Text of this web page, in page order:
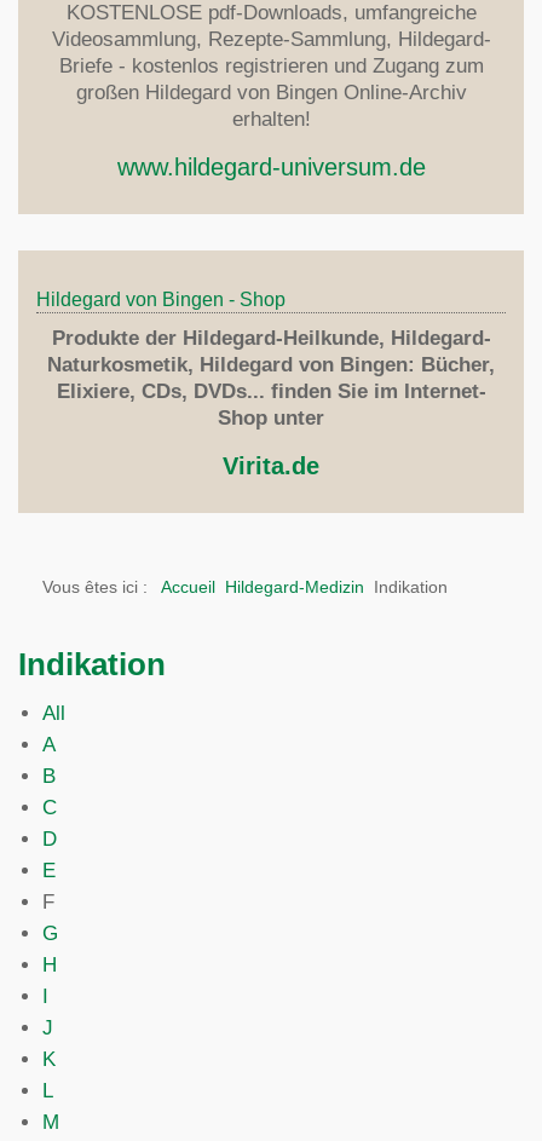
KOSTENLOSE pdf-Downloads, umfangreiche
Videosammlung, Rezepte-Sammlung, Hildegard-
Briefe - kostenlos registrieren und Zugang zum
großen Hildegard von Bingen Online-Archiv
erhalten!
www.hildegard-universum.de
Hildegard von Bingen - Shop
Produkte der Hildegard-Heilkunde, Hildegard-
Naturkosmetik, Hildegard von Bingen: Bücher,
Elixiere, CDs, DVDs... finden Sie im Internet-
Shop unter
Virita.de
Vous êtes ici : Accueil Hildegard-Medizin Indikation
Indikation
All
A
B
C
D
E
F
G
H
I
J
K
L
M